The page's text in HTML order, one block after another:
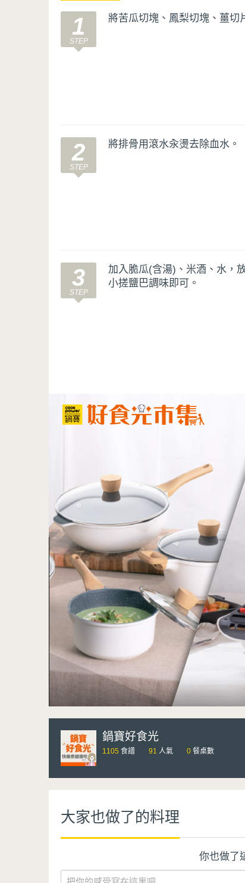
1 將苦瓜切塊、鳳梨切塊、薑切
2 將排骨用滾水汆燙去除血水。
3
加入脆瓜(含湯)、米酒、水，
小搓鹽巴調味即可。
鍋寶好食光
1105 食譜 91 人氣 0 餐桌數
大家也做了的料理
你也做了